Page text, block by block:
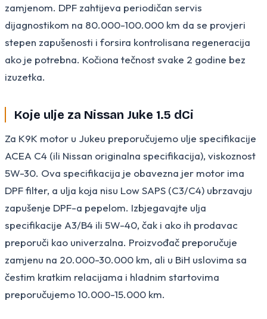
zamjenom. DPF zahtijeva periodičan servis
dijagnostikom na 80.000-100.000 km da se provjeri
stepen zapušenosti i forsira kontrolisana regeneracija
ako je potrebna. Kočiona tečnost svake 2 godine bez
izuzetka.
Koje ulje za Nissan Juke 1.5 dCi
Za K9K motor u Jukeu preporučujemo ulje specifikacije
ACEA C4 (ili Nissan originalna specifikacija), viskoznost
5W-30. Ova specifikacija je obavezna jer motor ima
DPF filter, a ulja koja nisu Low SAPS (C3/C4) ubrzavaju
zapušenje DPF-a pepelom. Izbjegavajte ulja
specifikacije A3/B4 ili 5W-40, čak i ako ih prodavac
preporuči kao univerzalna. Proizvođač preporučuje
zamjenu na 20.000-30.000 km, ali u BiH uslovima sa
čestim kratkim relacijama i hladnim startovima
preporučujemo 10.000-15.000 km.